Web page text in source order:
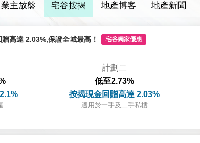
業主放盤 宅谷按揭 地產博客 地產新聞
高達 2.03%,保證全城最高！ 宅谷獨家優惠
計劃二
低至2.73%
按揭現金回贈高達 2.03%
適用於一手及二手私樓